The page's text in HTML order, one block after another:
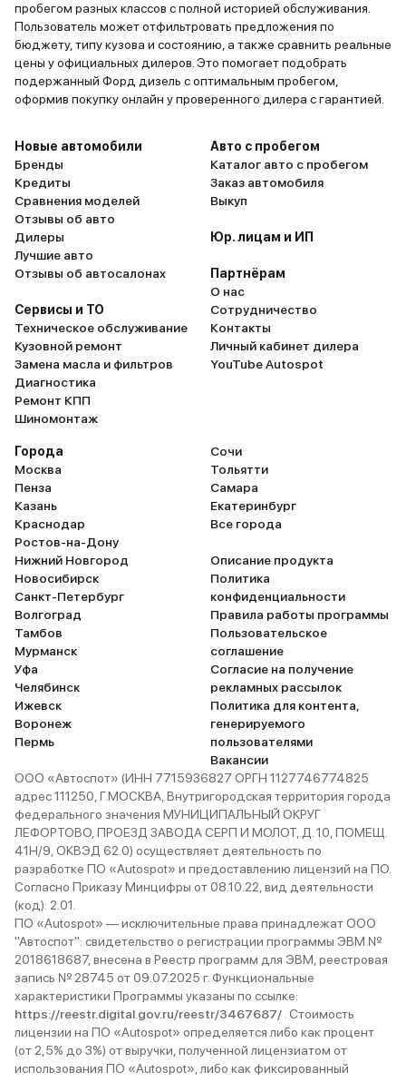
пробегом разных классов с полной историей обслуживания.
Пользователь может отфильтровать предложения по
бюджету, типу кузова и состоянию, а также сравнить реальные
цены у официальных дилеров. Это помогает подобрать
подержанный Форд дизель с оптимальным пробегом,
оформив покупку онлайн у проверенного дилера с гарантией.
Новые автомобили
Бренды
Кредиты
Сравнения моделей
Отзывы об авто
Дилеры
Лучшие авто
Отзывы об автосалонах
Сервисы и ТО
Техническое обслуживание
Кузовной ремонт
Замена масла и фильтров
Диагностика
Ремонт КПП
Шиномонтаж
Авто с пробегом
Каталог авто с пробегом
Заказ автомобиля
Выкуп
Юр. лицам и ИП
Партнёрам
О нас
Сотрудничество
Контакты
Личный кабинет дилера
YouTube Autospot
Города
Москва
Пенза
Казань
Краснодар
Ростов-на-Дону
Нижний Новгород
Новосибирск
Санкт-Петербург
Волгоград
Тамбов
Мурманск
Уфа
Челябинск
Ижевск
Воронеж
Пермь
Сочи
Тольятти
Самара
Екатеринбург
Все города
Описание продукта
Политика
конфиденциальности
Правила работы программы
Пользовательское
соглашение
Согласие на получение
рекламных рассылок
Политика для контента,
генерируемого
пользователями
Вакансии
ООО «Автоспот» (ИНН 7715936827 ОРГН 1127746774825
адрес 111250, Г.МОСКВА, Внутригородская территория города
федерального значения МУНИЦИПАЛЬНЫЙ ОКРУГ
ЛЕФОРТОВО, ПРОЕЗД ЗАВОДА СЕРП И МОЛОТ, Д. 10, ПОМЕЩ.
41Н/9, ОКВЭД 62.0) осуществляет деятельность по
разработке ПО «Autospot» и предоставлению лицензий на ПО.
Согласно Приказу Минцифры от 08.10.22, вид деятельности
(код): 2.01.
ПО «Autospot» — исключительные права принадлежат ООО
"Автоспот": свидетельство о регистрации программы ЭВМ №
2018618687, внесена в Реестр программ для ЭВМ, реестровая
запись № 28745 от 09.07.2025 г. Функциональные
характеристики Программы указаны по ссылке:
https://reestr.digital.gov.ru/reestr/3467687/ . Стоимость
лицензии на ПО «Autospot» определяется либо как процент
(от 2,5% до 3%) от выручки, полученной лицензиатом от
использования ПО «Autospot», либо как фиксированный